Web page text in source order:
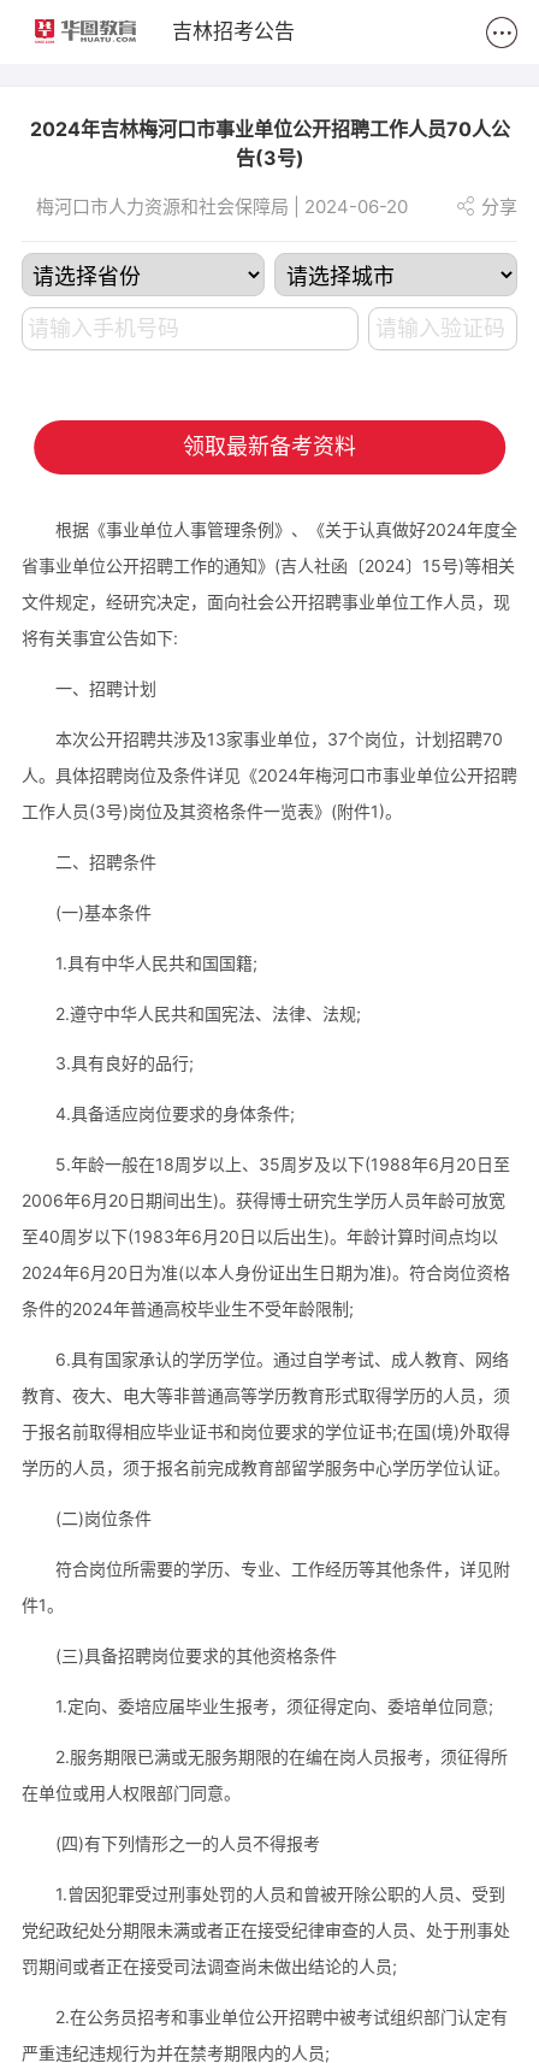
吉林招考公告
2024年吉林梅河口市事业单位公开招聘工作人员70人公
告(3号)
梅河口市人力资源和社会保障局 | 2024-06-20 分享
领取最新备考资料
根据《事业单位人事管理条例》、《关于认真做好2024年度全
省事业单位公开招聘工作的通知》(吉人社函〔2024〕15号)等相关
文件规定，经研究决定，面向社会公开招聘事业单位工作人员，现
将有关事宜公告如下:
一、招聘计划
本次公开招聘共涉及13家事业单位，37个岗位，计划招聘70
人。具体招聘岗位及条件详见《2024年梅河口市事业单位公开招聘
工作人员(3号)岗位及其资格条件一览表》(附件1)。
二、招聘条件
(一)基本条件
1.具有中华人民共和国国籍;
2.遵守中华人民共和国宪法、法律、法规;
3.具有良好的品行;
4.具备适应岗位要求的身体条件;
5.年龄一般在18周岁以上、35周岁及以下(1988年6月20日至
2006年6月20日期间出生)。获得博士研究生学历人员年龄可放宽
至40周岁以下(1983年6月20日以后出生)。年龄计算时间点均以
2024年6月20日为准(以本人身份证出生日期为准)。符合岗位资格
条件的2024年普通高校毕业生不受年龄限制;
6.具有国家承认的学历学位。通过自学考试、成人教育、网络
教育、夜大、电大等非普通高等学历教育形式取得学历的人员，须
于报名前取得相应毕业证书和岗位要求的学位证书;在国(境)外取得
学历的人员，须于报名前完成教育部留学服务中心学历学位认证。
(二)岗位条件
符合岗位所需要的学历、专业、工作经历等其他条件，详见附
件1。
(三)具备招聘岗位要求的其他资格条件
1.定向、委培应届毕业生报考，须征得定向、委培单位同意;
2.服务期限已满或无服务期限的在编在岗人员报考，须征得所
在单位或用人权限部门同意。
(四)有下列情形之一的人员不得报考
1.曾因犯罪受过刑事处罚的人员和曾被开除公职的人员、受到
党纪政纪处分期限未满或者正在接受纪律审查的人员、处于刑事处
罚期间或者正在接受司法调查尚未做出结论的人员;
2.在公务员招考和事业单位公开招聘中被考试组织部门认定有
严重违纪违规行为并在禁考期限内的人员;